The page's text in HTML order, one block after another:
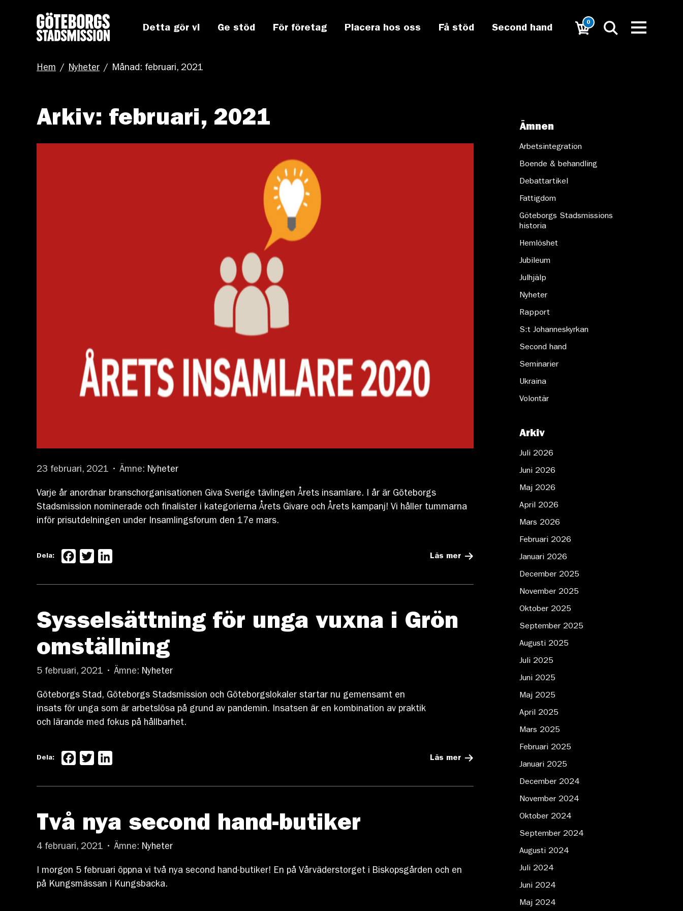
Detta gör vi Ge stöd För företag Placera hos oss Få stöd Second hand
0
Hem / Nyheter / Månad: februari, 2021
Ämnen
Arbetsintegration
Boende & behandling
Debattartikel
Fattigdom
Göteborgs Stadsmissions
historia
Hemlöshet
Jubileum
Julhjälp
Nyheter
Rapport
S:t Johanneskyrkan
Second hand
Seminarier
Ukraina
Volontär
Arkiv
Juli 2026
Juni 2026
Maj 2026
April 2026
Mars 2026
Februari 2026
Januari 2026
December 2025
November 2025
Oktober 2025
September 2025
Augusti 2025
Juli 2025
Juni 2025
Maj 2025
April 2025
Mars 2025
Februari 2025
Januari 2025
December 2024
November 2024
Oktober 2024
September 2024
Augusti 2024
Juli 2024
Juni 2024
Maj 2024
Arkiv: februari, 2021
23 februari, 2021 • Ämne: Nyheter
Varje år anordnar branschorganisationen Giva Sverige tävlingen Årets insamlare. I år är Göteborgs
Stadsmission nominerade och finalister i kategorierna Årets Givare och Årets kampanj! Vi håller tummarna
inför prisutdelningen under Insamlingsforum den 17e mars.
Läs mer
Dela: Facebook
Twitter
Sysselsättning för unga vuxna i Grön
omställning
5 februari, 2021 • Ämne: Nyheter
Göteborgs Stad, Göteborgs Stadsmission och Göteborgslokaler startar nu gemensamt en
insats för unga som är arbetslösa på grund av pandemin. Insatsen är en kombination av praktik
och lärande med fokus på hållbarhet.
Läs mer
Dela: Facebook
Twitter
Två nya second hand-butiker
4 februari, 2021 • Ämne: Nyheter
I morgon 5 februari öppna vi två nya second hand-butiker! En på Vårväderstorget i Biskopsgården och en
på Kungsmässan i Kungsbacka.